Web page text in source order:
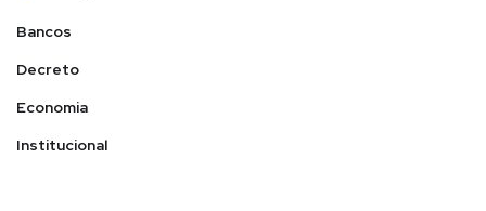
Bancos
Decreto
Economia
Institucional